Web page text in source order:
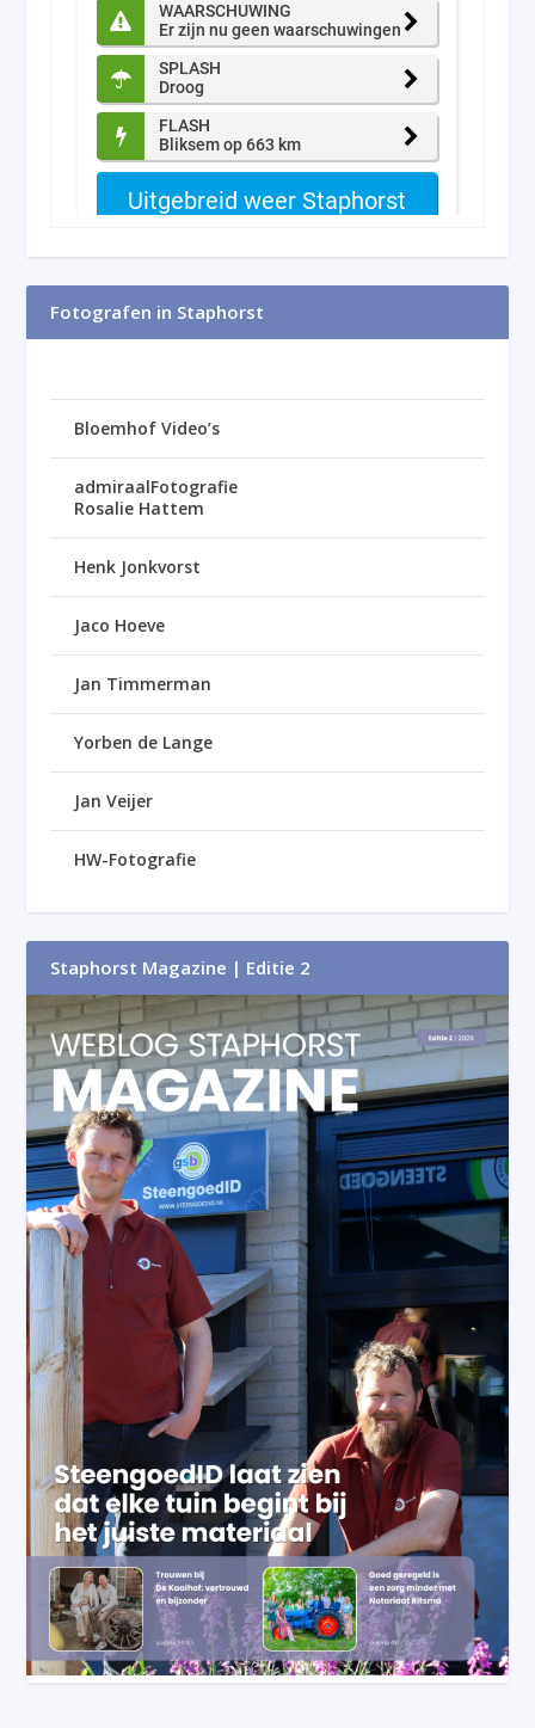
Fotografen in Staphorst
Bloemhof Video’s
admiraalFotografie
Rosalie Hattem
Henk Jonkvorst
Jaco Hoeve
Jan Timmerman
Yorben de Lange
Jan Veijer
HW-Fotografie
Staphorst Magazine | Editie 2